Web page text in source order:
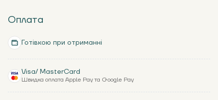
Оплата
Готівкою при отриманні
Visa/ MasterCard
Швидка оплата Apple Pay та Google Pay